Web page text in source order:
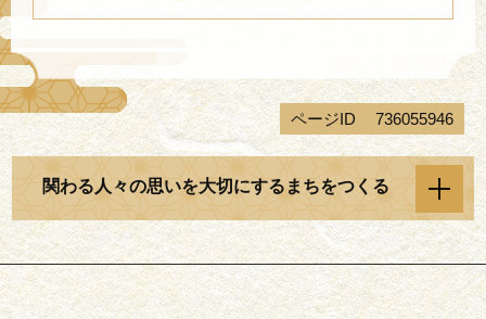
ページID 736055946
関わる人々の思いを大切にするまちをつくる